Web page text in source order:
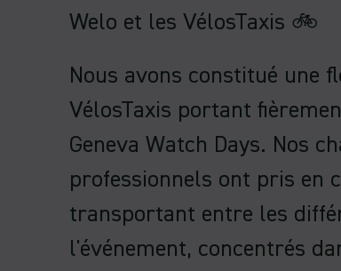
Welo et les VélosTaxis 🚲
Nous avons constitué une
VélosTaxis portant
Geneva Watch Days. Nos
professionnels ont pris en
transportant entre les
l'événement, concentrés